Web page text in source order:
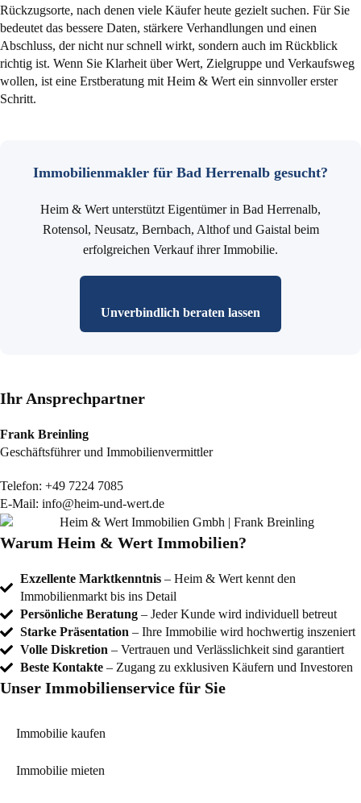
Rückzugsorte, nach denen viele Käufer heute gezielt suchen. Für Sie
bedeutet das bessere Daten, stärkere Verhandlungen und einen
Abschluss, der nicht nur schnell wirkt, sondern auch im Rückblick
richtig ist. Wenn Sie Klarheit über Wert, Zielgruppe und Verkaufsweg
wollen, ist eine Erstberatung mit Heim & Wert ein sinnvoller erster
Schritt.
Immobilienmakler für Bad Herrenalb gesucht?
Heim & Wert unterstützt Eigentümer in Bad Herrenalb,
Rotensol, Neusatz, Bernbach, Althof und Gaistal beim
erfolgreichen Verkauf ihrer Immobilie.
Unverbindlich beraten lassen
Ihr Ansprechpartner
Frank Breinling
Geschäftsführer und Immobilienvermittler
Telefon: +49 7224 7085
E-Mail: info@heim-und-wert.de
Warum Heim & Wert Immobilien?
Exzellente Marktkenntnis – Heim & Wert kennt den
Immobilienmarkt bis ins Detail
Persönliche Beratung – Jeder Kunde wird individuell betreut
Starke Präsentation – Ihre Immobilie wird hochwertig inszeniert
Volle Diskretion – Vertrauen und Verlässlichkeit sind garantiert
Beste Kontakte – Zugang zu exklusiven Käufern und Investoren
Unser Immobilienservice für Sie
Immobilie kaufen
Immobilie mieten